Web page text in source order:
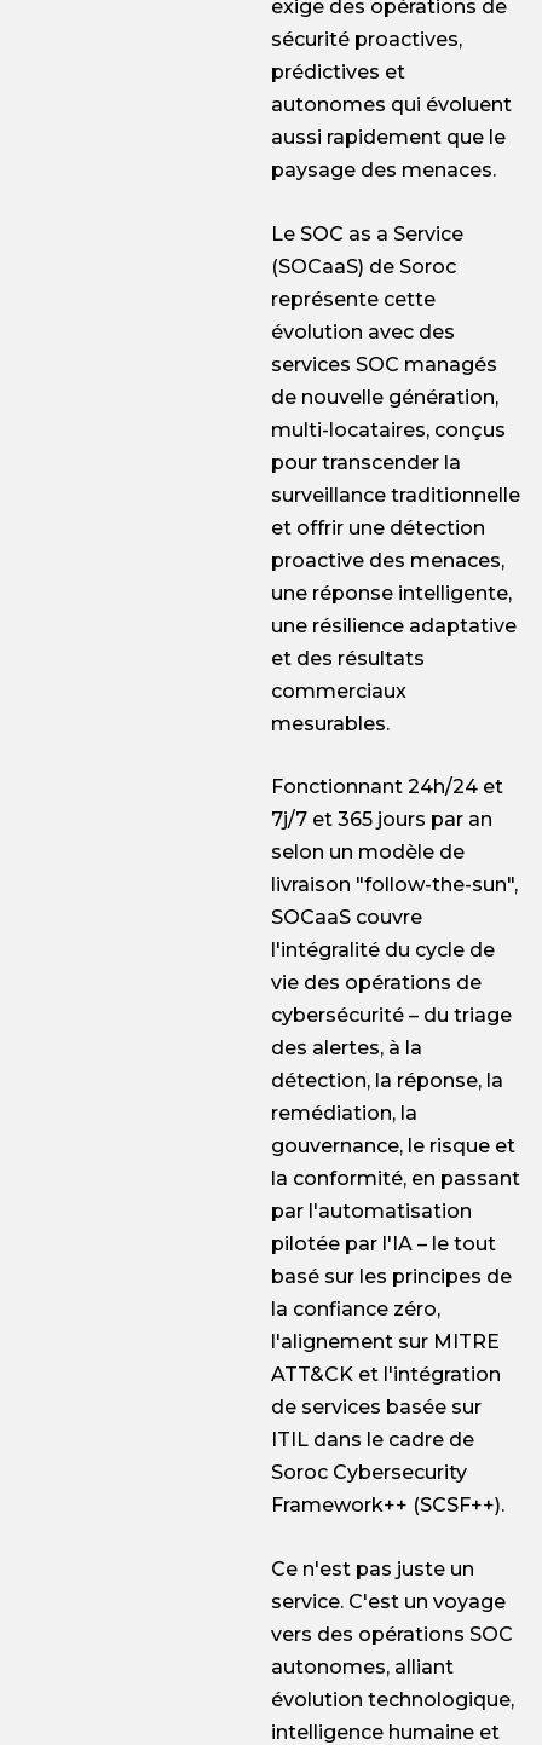
exige des opérations de
sécurité proactives,
prédictives et
autonomes qui évoluent
aussi rapidement que le
paysage des menaces.
Le SOC as a Service
(SOCaaS) de Soroc
représente cette
évolution avec des
services SOC managés
de nouvelle génération,
multi-locataires, conçus
pour transcender la
surveillance traditionnelle
et offrir une détection
proactive des menaces,
une réponse intelligente,
une résilience adaptative
et des résultats
commerciaux
mesurables.
Fonctionnant 24h/24 et
7j/7 et 365 jours par an
selon un modèle de
livraison "follow-the-sun",
SOCaaS couvre
l'intégralité du cycle de
vie des opérations de
cybersécurité – du triage
des alertes, à la
détection, la réponse, la
remédiation, la
gouvernance, le risque et
la conformité, en passant
par l'automatisation
pilotée par l'IA – le tout
basé sur les principes de
la confiance zéro,
l'alignement sur MITRE
ATT&CK et l'intégration
de services basée sur
ITIL dans le cadre de
Soroc Cybersecurity
Framework++ (SCSF++).
Ce n'est pas juste un
service. C'est un voyage
vers des opérations SOC
autonomes, alliant
évolution technologique,
intelligence humaine et